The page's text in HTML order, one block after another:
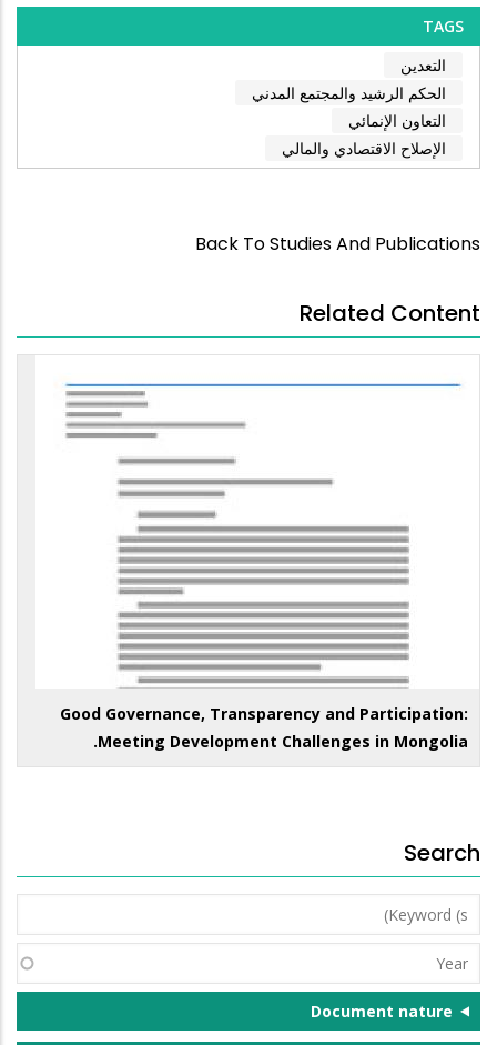
TAGS
التعدين
الحكم الرشيد والمجتمع المدني
التعاون الإنمائي
الإصلاح الاقتصادي والمالي
Back To Studies And Publications
Related Content
Good Governance, Transparency and Participation:
Meeting Development Challenges in Mongolia.
Search
Keyword
(s)
Year
Document nature